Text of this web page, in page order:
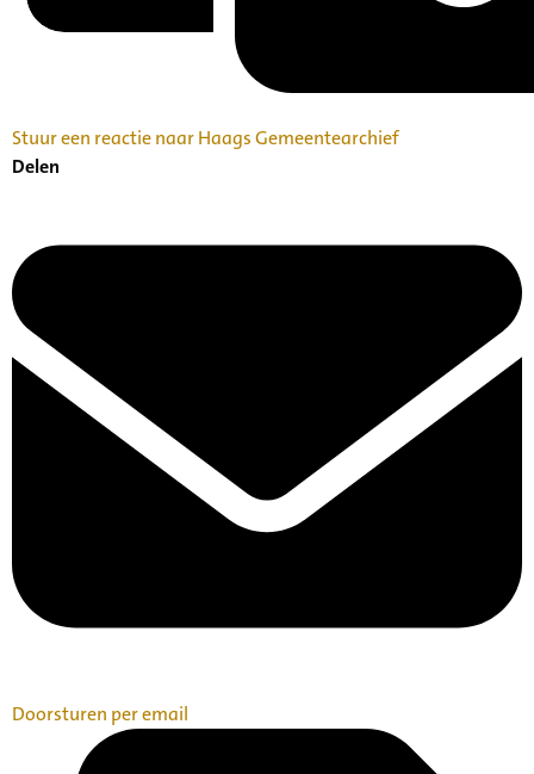
Stuur een reactie naar Haags Gemeentearchief
Delen
Doorsturen per email